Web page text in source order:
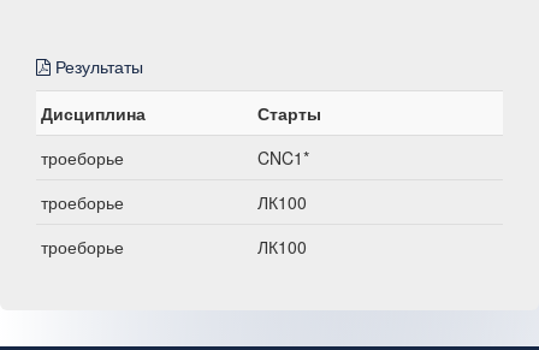
Результаты
Дисциплина
Старты
троеборье
CNC1*
троеборье
ЛК100
троеборье
ЛК100